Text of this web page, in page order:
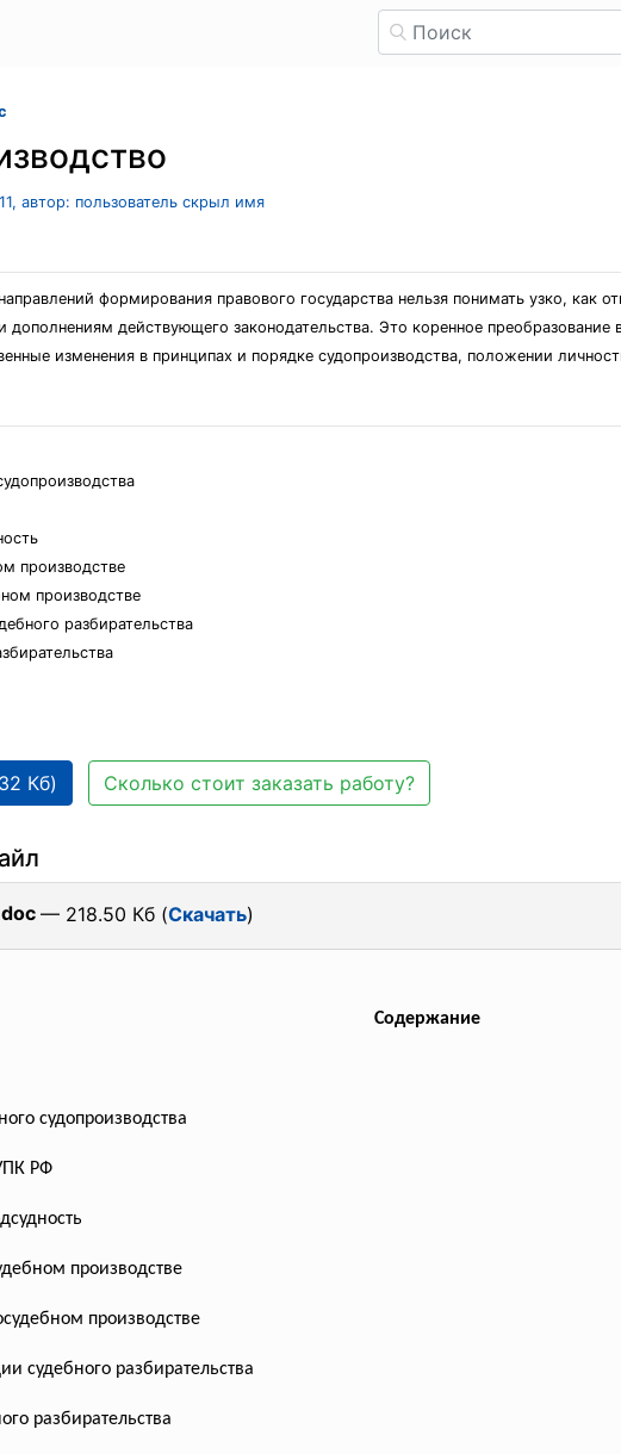
автор: пользователь скрыл имя
формирования правового государства нельзя понимать узко, как
действующего законодательства. Это коренное преобразование
изменения в принципах и порядке судопроизводства, положении
производстве
производстве
разбирательства
Кб) Сколько стоит заказать работу?
— 218.50 Кб (Скачать)
Содержание
судопроизводства
РФ
производстве
производстве
судебного разбирательства
разбирательства